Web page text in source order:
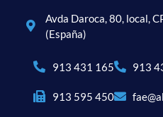
Avda Daroca, 80, local,
(España)
913 431 165 913
913 595 450